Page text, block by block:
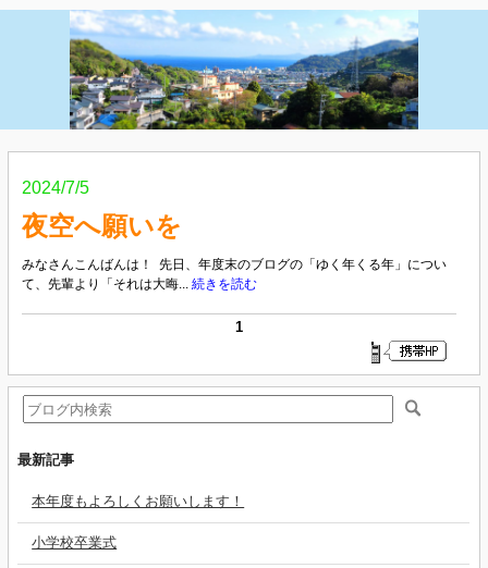
2024/7/5
夜空へ願いを
みなさんこんばんは！ 先日、年度末のブログの「ゆく年くる年」につい
て、先輩より「それは大晦... 続きを読む
1
最新記事
本年度もよろしくお願いします！
小学校卒業式